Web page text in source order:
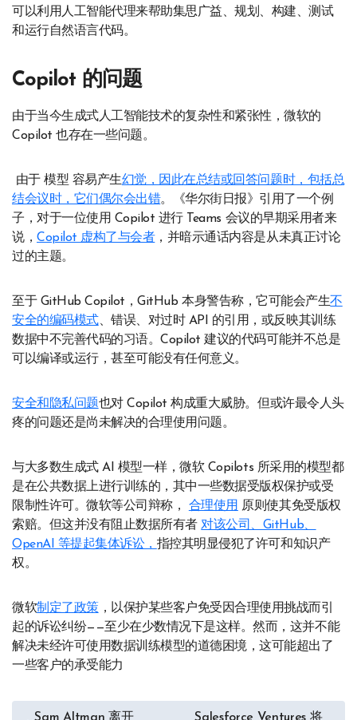
可以利用人工智能代理来帮助集思广益、规划、构建、测试
和运行自然语言代码。
Copilot 的问题
由于当今生成式人工智能技术的复杂性和紧张性，微软的
Copilot 也存在一些问题。
由于 模型 容易产生幻觉，因此在总结或回答问题时，包括总
结会议时，它们偶尔会出错。《华尔街日报》引用了一个例
子，对于一位使用 Copilot 进行 Teams 会议的早期采用者来
说，Copilot 虚构了与会者，并暗示通话内容是从未真正讨论
过的主题。
至于 GitHub Copilot，GitHub 本身警告称，它可能会产生不
安全的编码模式、错误、对过时 API 的引用，或反映其训练
数据中不完善代码的习语。Copilot 建议的代码可能并不总是
可以编译或运行，甚至可能没有任何意义。
安全和隐私问题也对 Copilot 构成重大威胁。但或许最令人头
疼的问题还是尚未解决的合理使用问题。
与大多数生成式 AI 模型一样，微软 Copilots 所采用的模型都
是在公共数据上进行训练的，其中一些数据受版权保护或受
限制性许可。微软等公司辩称， 合理使用 原则使其免受版权
索赔。但这并没有阻止数据所有者对该公司、GitHub、
OpenAI 等提起集体诉讼， 指控其明显侵犯了许可和知识产
权。
微软制定了政策 ，以保护某些客户免受因合理使用挑战而引
起的诉讼纠纷——至少在少数情况下是这样。然而，这并不能
解决未经许可使用数据训练模型的道德困境，这可能超出了
一些客户的承受能力